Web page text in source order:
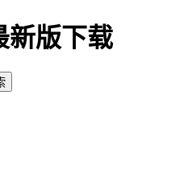
新版下载